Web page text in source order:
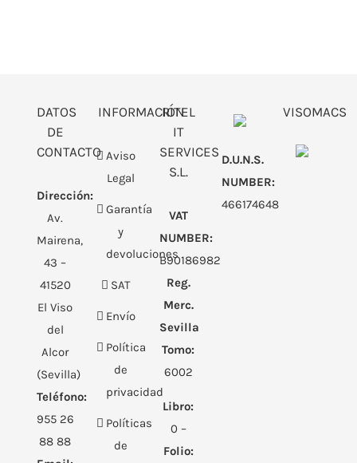
DATOS
DE
CONTACTO
Dirección:
Av.
Mairena,
43 –
41520
El Viso
del
Alcor
(Sevilla)
Teléfono:
955 26
88 88
INFORMACIÓN
Aviso
Legal
Garantía
y
devoluciones
SAT
Envío
Política
de
privacidad
Políticas
de
RITEL
IT
SERVICES
S.L.
VAT
NUMBER:
B90186982
Reg.
Merc.
Sevilla
Tomo:
6002
Libro:
0 –
Folio:
D.U.N.S.
NUMBER:
466174648
VISOMACS